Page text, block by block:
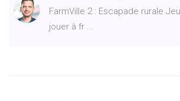
FarmVille 2 : Escapade rurale
jouer à fr ...